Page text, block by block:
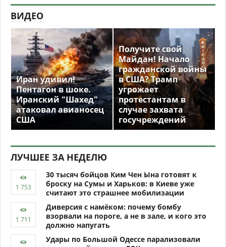
ВИДЕО
Иран удивил!
Пентагон в шоке.
Иранский "Шахед"
атаковал авианосец
США
Получите свой
Майдан! Начало
гражданской войны
в США? Трамп
угрожает
протестантам в
случае захвата
госучреждений
ЛУЧШЕЕ ЗА НЕДЕЛЮ
30 тысяч бойцов Ким Чен Ына готовят к
броску на Сумы и Харьков: в Киеве уже
считают это страшнее мобилизации
Диверсия с намёком: почему бомбу
взорвали на пороге, а не в зале, и кого это
должно напугать
Удары по Большой Одессе парализовали